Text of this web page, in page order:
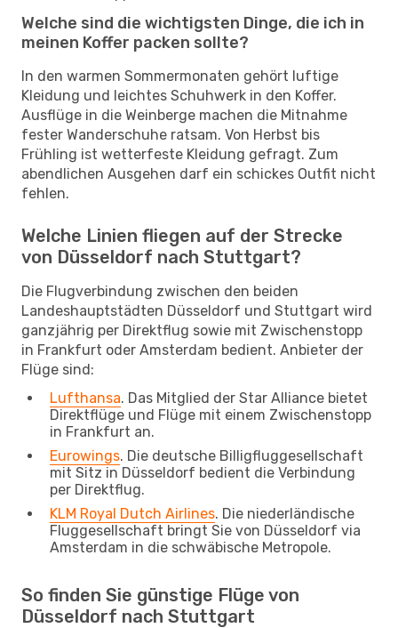
Welche sind die wichtigsten Dinge, die ich in
meinen Koffer packen sollte?
In den warmen Sommermonaten gehört luftige
Kleidung und leichtes Schuhwerk in den Koffer.
Ausflüge in die Weinberge machen die Mitnahme
fester Wanderschuhe ratsam. Von Herbst bis
Frühling ist wetterfeste Kleidung gefragt. Zum
abendlichen Ausgehen darf ein schickes Outfit nicht
fehlen.
Welche Linien fliegen auf der Strecke
von Düsseldorf nach Stuttgart?
Die Flugverbindung zwischen den beiden
Landeshauptstädten Düsseldorf und Stuttgart wird
ganzjährig per Direktflug sowie mit Zwischenstopp
in Frankfurt oder Amsterdam bedient. Anbieter der
Flüge sind:
Lufthansa. Das Mitglied der Star Alliance bietet
Direktflüge und Flüge mit einem Zwischenstopp
in Frankfurt an.
Eurowings. Die deutsche Billigfluggesellschaft
mit Sitz in Düsseldorf bedient die Verbindung
per Direktflug.
KLM Royal Dutch Airlines. Die niederländische
Fluggesellschaft bringt Sie von Düsseldorf via
Amsterdam in die schwäbische Metropole.
So finden Sie günstige Flüge von
Düsseldorf nach Stuttgart